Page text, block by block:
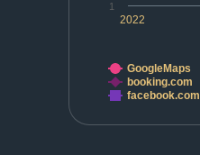
2022
1
GoogleMaps
booking.com
facebook.com